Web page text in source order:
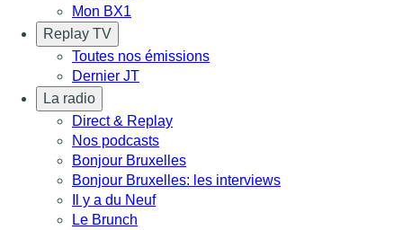
Mon BX1
Replay TV
Toutes nos émissions
Dernier JT
La radio
Direct & Replay
Nos podcasts
Bonjour Bruxelles
Bonjour Bruxelles: les interviews
Il y a du Neuf
Le Brunch